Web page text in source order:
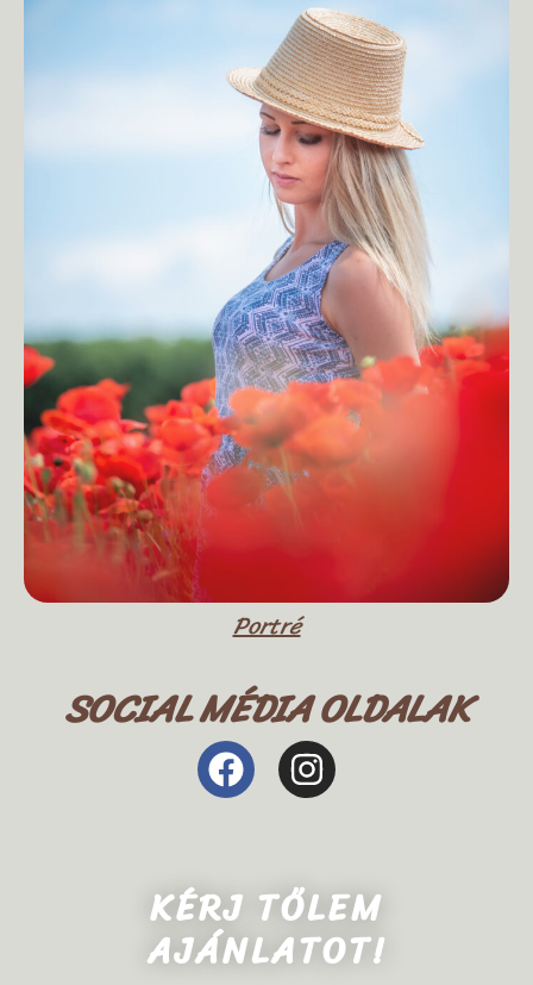
Portré
SOCIAL MÉDIA OLDALAK
KÉRJ TŐLEM
AJÁNLATOT!